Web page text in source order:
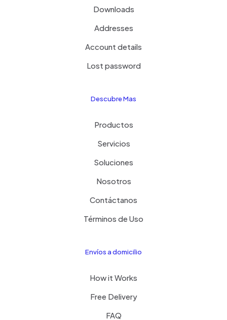
Downloads
Addresses
Account details
Lost password
Descubre Mas
Productos
Servicios
Soluciones
Nosotros
Contáctanos
Términos de Uso
Envíos a domicilio
How it Works
Free Delivery
FAQ